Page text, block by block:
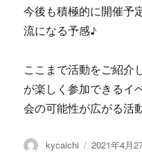
今後も積極的に開催予
流になる予感♪
ここまで活動をご紹介
が楽しく参加できるイ
会の可能性が広がる活
投
kycaichi
投
2021年4月